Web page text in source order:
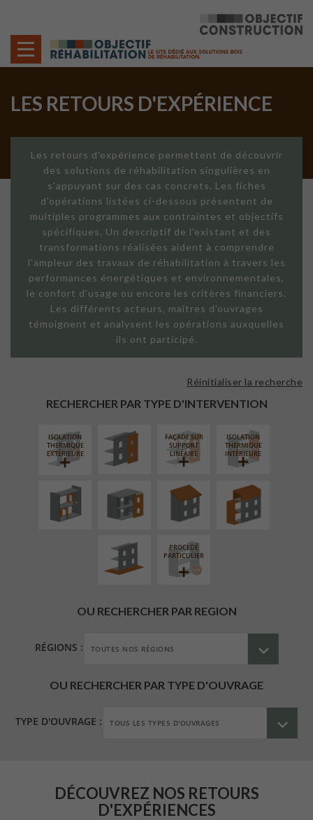
LES RETOURS D'EXPÉRIENCE
Les retours d'expérience permettent de découvrir
des solutions de réhabilitation singulières en
s'appuyant sur des cas concrets. Les fiches
d'opérations listées ci-dessous présentent de
multiples programmes aux contraintes et objectifs
spécifiques. Un descriptif de l'existant et des
transformations réalisées aident à comprendre
l'ampleur des travaux de réhabilitation à travers les
performances énergétiques et environnementales,
le confort d'usage ou encore les critères financiers.
Les différents acteurs, maîtres d'ouvrages
témoignent et analysent les opérations auxquelles
ils ont participé.
RECHERCHER PAR TYPE D'INTERVENTION
Réinitialiser la recherche
ISOLATION
THERMIQUE
EXTÉRIEURE
FAÇADE SUR
SUPPORT
LINÉAIRE
ISOLATION
THERMIQUE
INTÉRIEURE
RÉAMÉNAGEMENT
INTÉRIEUR
FERMETURE
LOGGIAS
RÉFECTION DES
TOITURES
SURÉLÉVATION
EXTENSION
AMÉNAGEMENT
EXTÉRIEUR
PROCÉDÉ
PARTICULIER
OU RECHERCHER PAR REGION
RÉGIONS :
OU RECHERCHER PAR TYPE D'OUVRAGE
TYPE D'OUVRAGE :
DÉCOUVREZ NOS RETOURS
D'EXPÉRIENCES